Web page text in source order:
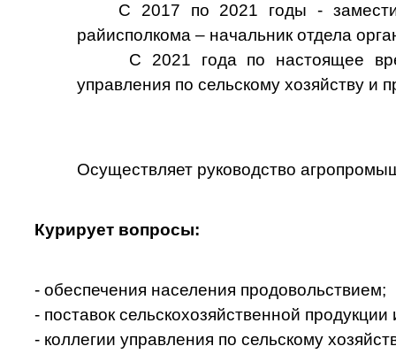
С 2017 по 2021 годы -
райисполкома – начальник отдела
С 2021 года по настоящее
управления по сельскому хозяйству и
Осуществляет руководство
Курирует вопросы:
- обеспечения населения продовольствием;
- поставок сельскохозяйственной
- коллегии управления по сельскому